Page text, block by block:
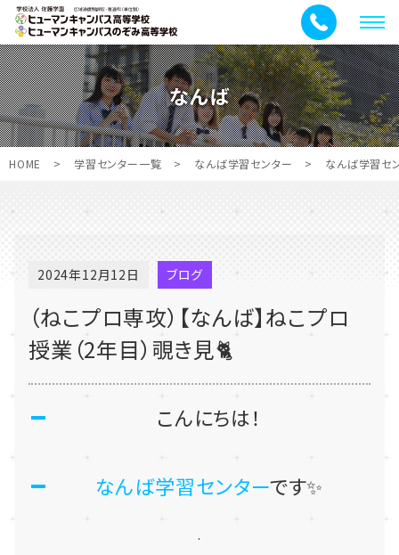
メ
ニ
ュ
ー
なんば
HOME > 学習センター一覧 > なんば学習センター > なんば学習セ
2024年12月12日 ブログ
（ねこプロ専攻）【なんば】ねこプロ
授業（2年目）覗き見🐈
こんにちは！
なんば学習センターです✨
.